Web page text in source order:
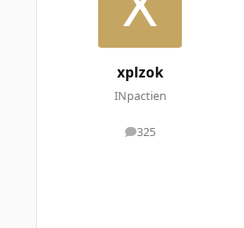
xplzok
INpactien
325
messages